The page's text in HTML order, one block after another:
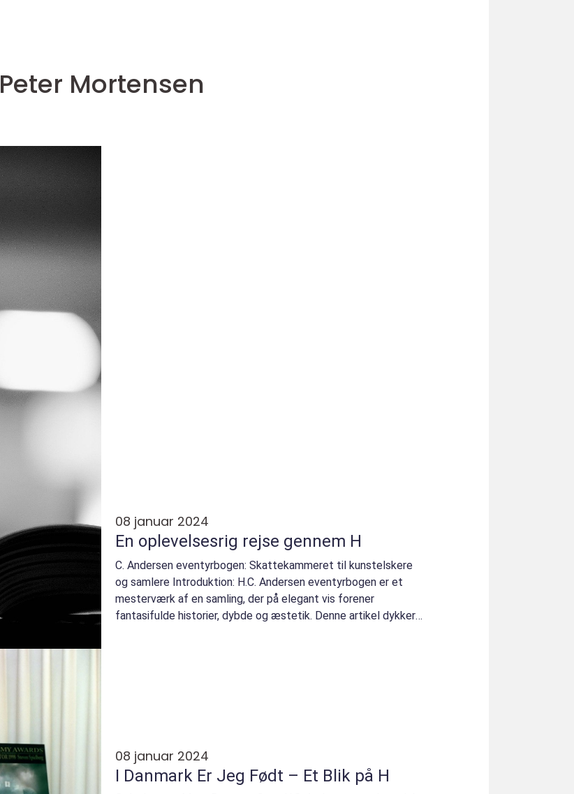
Peter Mortensen
08 januar 2024
En oplevelsesrig rejse gennem H
C. Andersen eventyrbogen: Skattekammeret til kunstelskere
og samlere Introduktion: H.C. Andersen eventyrbogen er et
mesterværk af en samling, der på elegant vis forener
fantasifulde historier, dybde og æstetik. Denne artikel dykker
08 januar 2024
I Danmark Er Jeg Født – Et Blik på H